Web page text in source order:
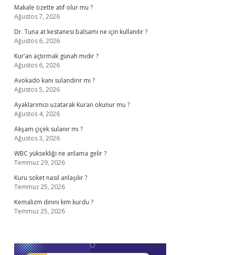
Makale özette atıf olur mu ?
Ağustos 7, 2026
Dr. Tuna at kestanesi balsamı ne için kullanılır ?
Ağustos 6, 2026
Kur’an açtırmak günah mıdır ?
Ağustos 6, 2026
Avokado kanı sulandırır mı ?
Ağustos 5, 2026
Ayaklarımızı uzatarak Kuran okunur mu ?
Ağustos 4, 2026
Akşam çiçek sulanır mı ?
Ağustos 3, 2026
WBC yüksekliği ne anlama gelir ?
Temmuz 29, 2026
Kuru soket nasıl anlaşılır ?
Temmuz 25, 2026
Kemalizm dinini kim kurdu ?
Temmuz 25, 2026